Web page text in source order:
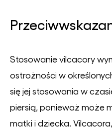
Stosowanie vilcacory
ostrożności w
się jej stosowania w
piersią, ponieważ może
matki i dziecka.